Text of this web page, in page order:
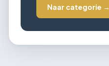
Naar categorie →